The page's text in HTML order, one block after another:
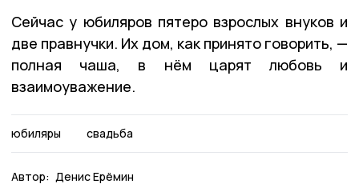
Сейчас у юбиляров пятеро взрослых внуков и
две правнучки. Их дом, как принято говорить, —
полная чаша, в нём царят любовь и
взаимоуважение.
юбиляры свадьба
Автор: Денис Ерёмин